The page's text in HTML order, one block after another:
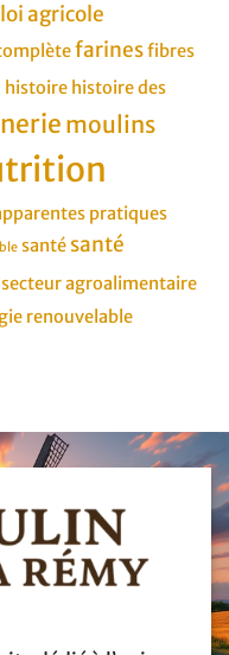
agricole
farinesfibres
histoire histoire des
moulins
pratiques
santé santé
secteur agroalimentaire
renouvelable